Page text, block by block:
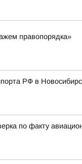
правопорядка»
РФ в
по факту